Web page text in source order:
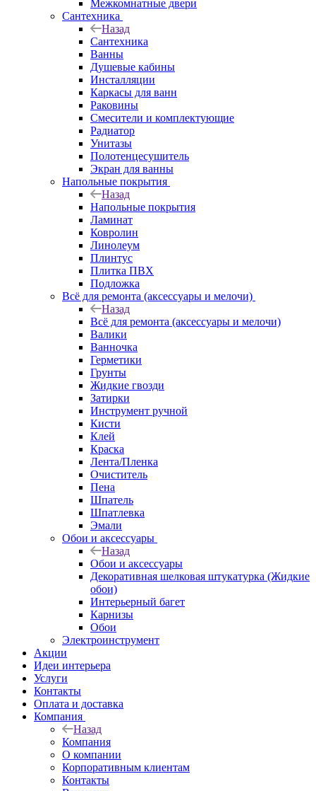
Межкомнатные двери
Сантехника
Назад
Сантехника
Ванны
Душевые кабины
Инсталляции
Каркасы для ванн
Раковины
Смесители и комплектующие
Радиатор
Унитазы
Полотенцесушитель
Экран для ванны
Напольные покрытия
Назад
Напольные покрытия
Ламинат
Ковролин
Линолеум
Плинтус
Плитка ПВХ
Подложка
Всё для ремонта (аксессуары и мелочи)
Назад
Всё для ремонта (аксессуары и мелочи)
Валики
Ванночка
Герметики
Грунты
Жидкие гвозди
Затирки
Инструмент ручной
Кисти
Клей
Краска
Лента/Пленка
Очиститель
Пена
Шпатель
Шпатлевка
Эмали
Обои и аксессуары
Назад
Обои и аксессуары
Декоративная шелковая штукатурка (Жидкие
обои)
Интерьерный багет
Карнизы
Обои
Электроинструмент
Акции
Идеи интерьера
Услуги
Контакты
Оплата и доставка
Компания
Назад
Компания
О компании
Корпоративным клиентам
Контакты